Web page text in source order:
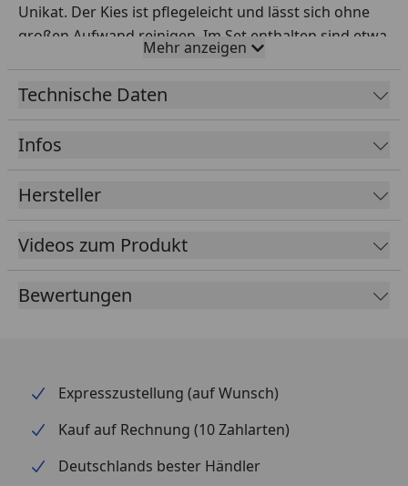
Unikat. Der Kies ist pflegeleicht und lässt sich ohne
großen Aufwand reinigen. Im Set enthalten sind etwa
8 bis 10 polierte Kieselsteine. Wie in der Natur ist
jeder Stein ein Unikat.
Mehr anzeigen
Technische Daten
Infos
Hersteller
Videos zum Produkt
Bewertungen
Expresszustellung (auf Wunsch)
Kauf auf Rechnung (10 Zahlarten)
Deutschlands bester Händler